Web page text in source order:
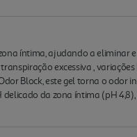
íntima, ajudando a eliminar
excessiva ,
Block, este gel torna o odor
da zona íntima (pH